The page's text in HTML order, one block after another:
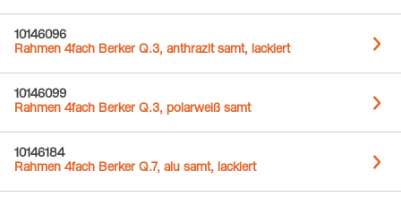
10146096
Rahmen 4fach Berker Q.3, anthrazit samt, lackiert
10146099
Rahmen 4fach Berker Q.3, polarweiß samt
10146184
Rahmen 4fach Berker Q.7, alu samt, lackiert